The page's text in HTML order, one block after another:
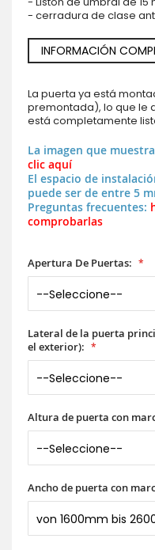
- cerradura de clase
INFORMACIÓN
La puerta ya está
premontada), lo que le
está completamente
La imagen que
clic aquí
El espacio de
puede ser de entre 5
Preguntas frecuentes:
comprobarlas
Apertura De Puertas:
Lateral de la puerta
el exterior):
Altura de puerta con
Ancho de puerta con